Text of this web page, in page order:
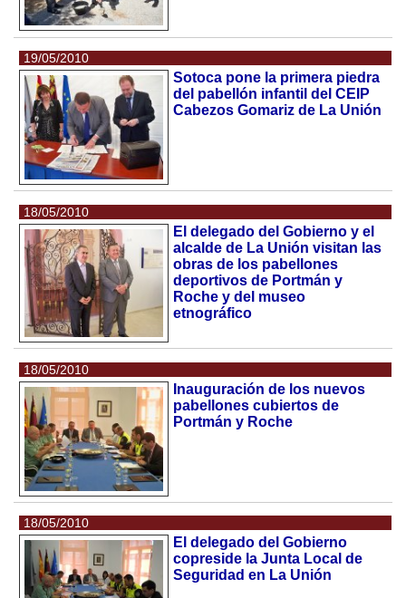
19/05/2010
Sotoca pone la primera piedra
del pabellón infantil del CEIP
Cabezos Gomariz de La Unión
18/05/2010
El delegado del Gobierno y el
alcalde de La Unión visitan las
obras de los pabellones
deportivos de Portmán y
Roche y del museo
etnográfico
18/05/2010
Inauguración de los nuevos
pabellones cubiertos de
Portmán y Roche
18/05/2010
El delegado del Gobierno
copreside la Junta Local de
Seguridad en La Unión